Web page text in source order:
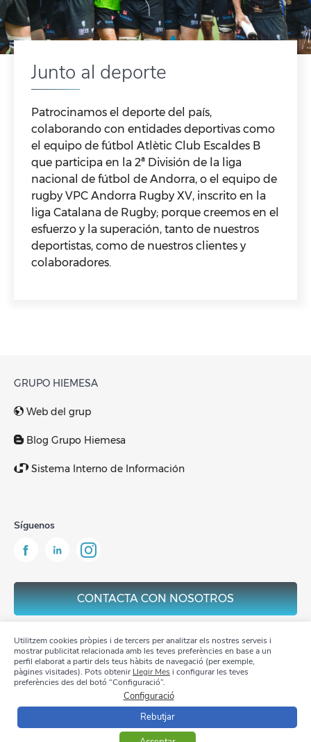
Junto al deporte
Patrocinamos el deporte del país,
colaborando con entidades deportivas como
el equipo de fútbol Atlètic Club Escaldes B
que participa en la 2ª División de la liga
nacional de fútbol de Andorra, o el equipo de
rugby VPC Andorra Rugby XV, inscrito en la
liga Catalana de Rugby; porque creemos en el
esfuerzo y la superación, tanto de nuestros
deportistas, como de nuestros clientes y
colaboradores.
GRUPO HIEMESA
Web del grup
Blog Grupo Hiemesa
Sistema Interno de Información
Síguenos
CONTACTA CON NOSOTROS
Aviso Legal
Política de privacidad
Política de Cookies
Utilitzem cookies pròpies i de tercers per analitzar els nostres serveis i
mostrar publicitat relacionada amb les teves preferències en base a un
perfil elaborat a partir dels teus hàbits de navegació (per exemple,
pàgines visitades). Pots obtenirLlegir Mesi configurar les teves
preferències des del botó “Configuració”.
Configuració
Rebutjar